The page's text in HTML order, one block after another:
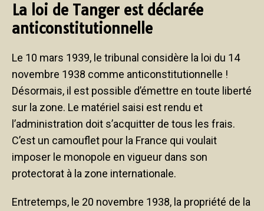
La loi de Tanger est déclarée
anticonstitutionnelle
Le 10 mars 1939, le tribunal considère la loi du 14
novembre 1938 comme anticonstitutionnelle !
Désormais, il est possible d’émettre en toute liberté
sur la zone. Le matériel saisi est rendu et
l’administration doit s’acquitter de tous les frais.
C’est un camouflet pour la France qui voulait
imposer le monopole en vigueur dans son
protectorat à la zone internationale.
Entretemps, le 20 novembre 1938, la propriété de la